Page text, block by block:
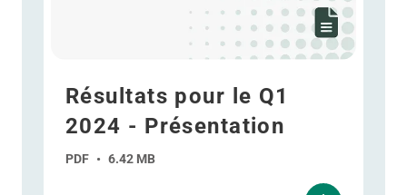
Résultats pour le Q1
2024 - Présentation
PDF • 6.42 MB